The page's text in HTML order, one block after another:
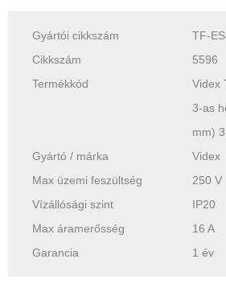
Gyártói cikkszám
TF-
Cikkszám
5596
Termékkód
Videx
3-as
mm)
Gyártó / márka
Videx
Max üzemi feszültség
250 V
Vízállósági szint
IP20
Max áramerősség
16 A
Garancia
1 év